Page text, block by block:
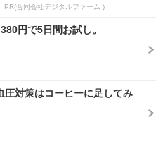
PR(合同会社デジタルファーム )
円で5日間お試し。
圧対策はコーヒーに足してみ